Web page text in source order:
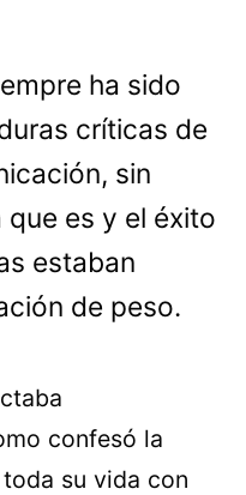
ha sido
críticas de
sin
es y el éxito
estaban
de peso.
confesó la
su vida con